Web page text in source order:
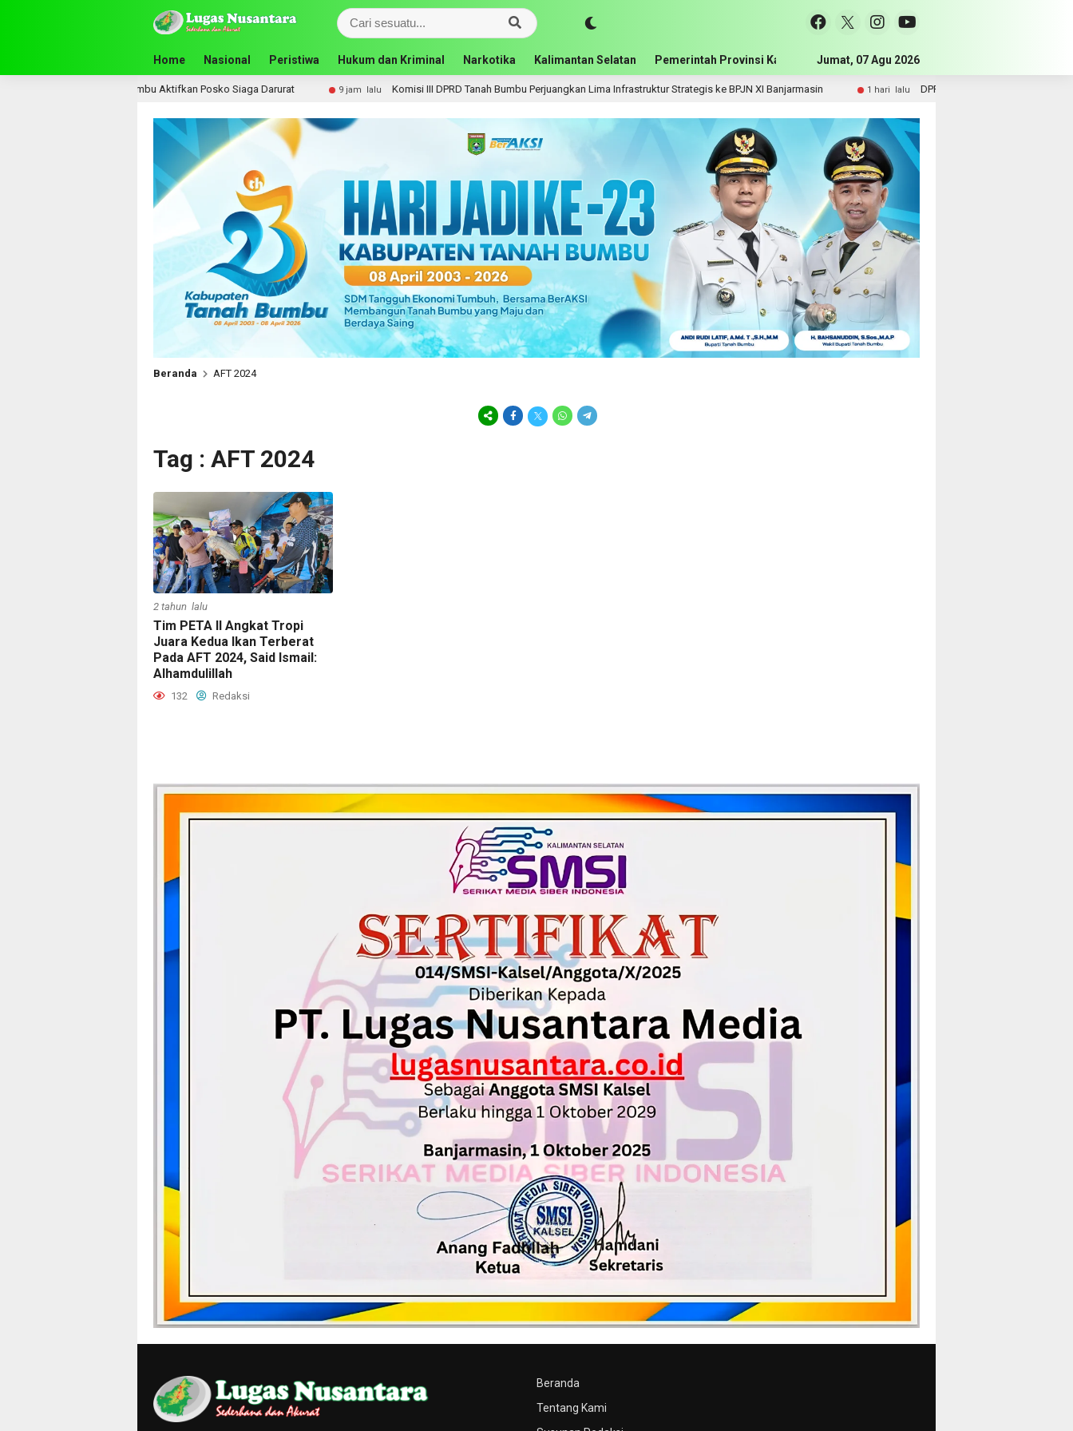
Home Nasional Peristiwa Hukum dan Kriminal Narkotika Kalimantan Selatan Pemerintah Provinsi Kalimantan Selatan Pemerintah Kabupaten Tanah
Jumat, 07 Agu 2026
Tanah Bumbu Aktifkan Posko Siaga Darurat 9 jam lalu Komisi III DPRD Tanah Bumbu Perjuangkan Lima Infrastruktur Strategis ke BPJN XI Banjarmasin 1 hari lalu DPRD Tanah Bumbu Perjuangkan Sarpras
Beranda AFT 2024
Tag : AFT 2024
2 tahun lalu
Tim PETA II Angkat Tropi
Juara Kedua Ikan Terberat
Pada AFT 2024, Said Ismail:
Alhamdulillah
132 Redaksi
Beranda
Tentang Kami